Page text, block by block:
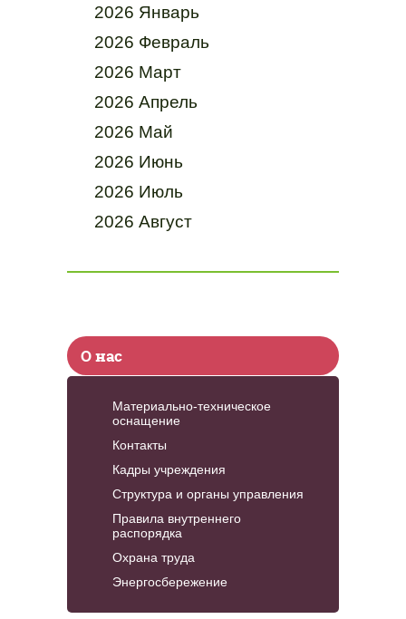
2026 Январь
2026 Февраль
2026 Март
2026 Апрель
2026 Май
2026 Июнь
2026 Июль
2026 Август
О нас
Материально-техническое
оснащение
Контакты
Кадры учреждения
Структура и органы управления
Правила внутреннего
распорядка
Охрана труда
Энергосбережение